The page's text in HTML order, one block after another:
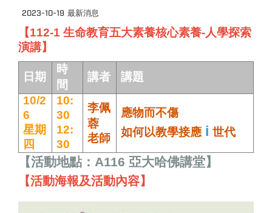
2023-10-19 最新消息
【112-1 生命教育五大素養核心素養-人學探索
演講】
日期
時
間
講者
講題
10/2
6
星期
四
10:
30
12:
30
李佩
蓉
老師
應物而不傷
如何以教學接應 i 世代
【活動地點：A116 亞大哈佛講堂】
【活動海報及活動內容】